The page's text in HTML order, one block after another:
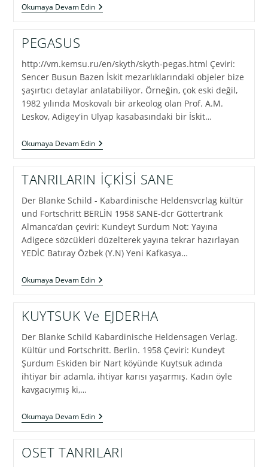
Okumaya Devam EdinATLANTİS
EFSANESİ
PEGASUS
http://vm.kemsu.ru/en/skyth/skyth-pegas.html Çeviri:
Sencer Busun Bazen İskit mezarlıklarındaki objeler bize
şaşırtıcı detaylar anlatabiliyor. Örneğin, çok eski değil,
1982 yılında Moskovalı bir arkeolog olan Prof. A.M.
Leskov, Adigey'in Ulyap kasabasındaki bir İskit…
Okumaya Devam EdinPEGASUS
TANRILARIN İÇKİSİ SANE
Der Blanke Schild - Kabardinische Heldensvcrlag kültür
und Fortschritt BERLİN 1958 SANE-dcr Göttertrank
Almanca’dan çeviri: Kundeyt Surdum Not: Yayına
Adigece sözcükleri düzelterek yayına tekrar hazırlayan
YEDİC Batıray Özbek (Y.N) Yeni Kafkasya…
Okumaya Devam EdinTANRILARIN
İÇKİSİ
KUYTSUK Ve EJDERHA
Der Blanke Schild Kabardinische Heldensagen Verlag.
Kültür und Fortschritt. Berlin. 1958 Çeviri: Kundeyt
Şurdum Eskiden bir Nart köyünde Kuytsuk adında
ihtiyar bir adamla, ihtiyar karısı yaşarmış. Kadın öyle
kavgacıymış ki,…
Okumaya Devam EdinKUYTSUK
Ve
OSET TANRILARI